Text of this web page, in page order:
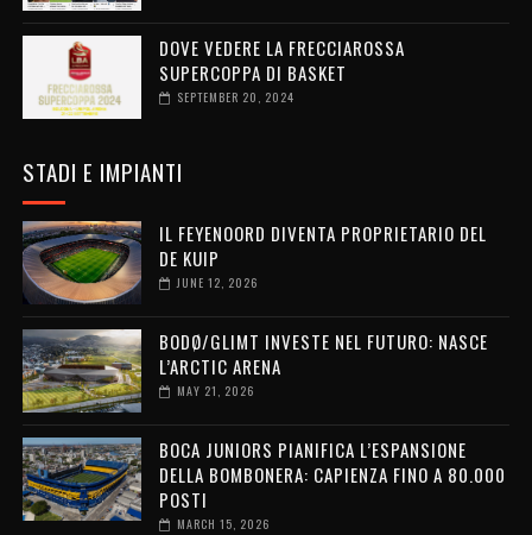
DOVE VEDERE LA FRECCIAROSSA
SUPERCOPPA DI BASKET
SEPTEMBER 20, 2024
STADI E IMPIANTI
IL FEYENOORD DIVENTA PROPRIETARIO DEL
DE KUIP
JUNE 12, 2026
BODØ/GLIMT INVESTE NEL FUTURO: NASCE
L’ARCTIC ARENA
MAY 21, 2026
BOCA JUNIORS PIANIFICA L’ESPANSIONE
DELLA BOMBONERA: CAPIENZA FINO A 80.000
POSTI
MARCH 15, 2026